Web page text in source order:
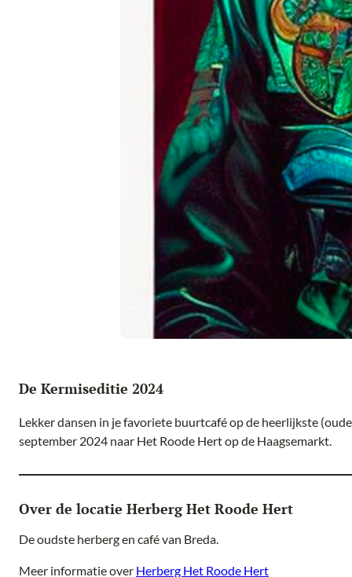
De Kermiseditie 2024
Lekker dansen in je favoriete buurtcafé op de heerlijkste
september 2024 naar Het Roode Hert op de Haagsemarkt.
Over de locatie Herberg Het Roode Hert
De oudste herberg en café van Breda.
Meer informatie over Herberg Het Roode Hert